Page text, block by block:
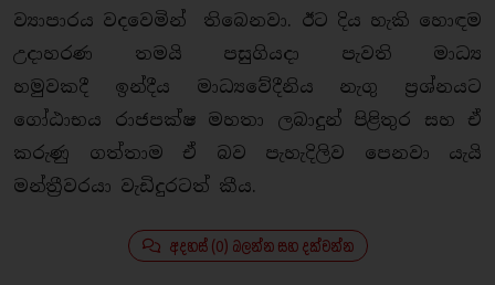
ව්‍යාපාරය වදවෙමින් තිබෙනවා. ඊට දිය හැකි හොඳම
උදාහරණ තමයි පසුගියදා පැවති මාධ්‍ය
හමුවකදී ඉන්දීය මාධ්‍යවේදීනිය නැගු ප්‍රශ්නයට
ගෝඨාභය රාජපක්ෂ මහතා ලබාදුන් පිළිතුර සහ ඒ
කරුණු ගත්තාම ඒ බව පැහැදිලිව පෙනවා යැයි
මන්ත්‍රීවරයා වැඩිදුරටත් කීය.
අදහස් (0) බලන්න සහ දක්වන්න